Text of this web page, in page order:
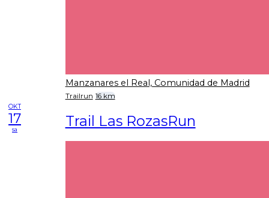
Manzanares el Real, Comunidad de Madrid
Trailrun 16 km
OKT
17
sa Trail Las RozasRun